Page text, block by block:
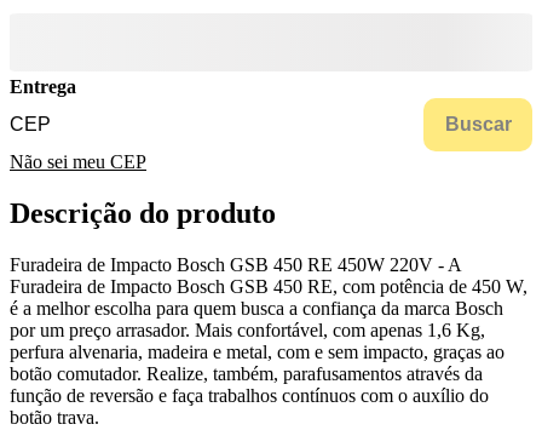
Entrega
Buscar
Não sei meu CEP
Descrição do produto
Furadeira de Impacto Bosch GSB 450 RE 450W 220V - A
Furadeira de Impacto Bosch GSB 450 RE, com potência de 450 W,
é a melhor escolha para quem busca a confiança da marca Bosch
por um preço arrasador. Mais confortável, com apenas 1,6 Kg,
perfura alvenaria, madeira e metal, com e sem impacto, graças ao
botão comutador. Realize, também, parafusamentos através da
função de reversão e faça trabalhos contínuos com o auxílio do
botão trava.